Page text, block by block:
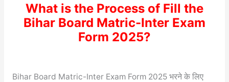
What is the Process of Fill the
Bihar Board Matric-Inter Exam
Form 2025?
Bihar Board Matric-Inter Exam Form 2025 भरने के लिए